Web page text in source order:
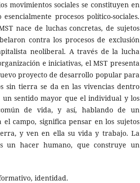
movimientos sociales se constituyen en
procesos político-sociales.
nace de luchas concretas, de sujetos
contra los procesos de exclusión
neoliberal. A través de la lucha
e iniciativas, el MST presenta
proyecto de desarrollo popular para
sin tierra se da en las vivencias dentro
sentido mayor que el individual y los
de vida, y así, hablando de un
campo, significa pensar en los sujetos
y ven en ella su vida y trabajo. La
un hacer humano, que construye un
identidad.